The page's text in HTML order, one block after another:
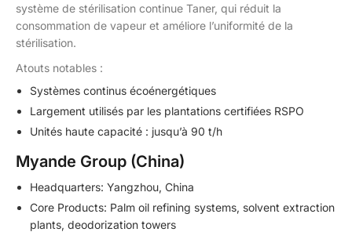
système de stérilisation continue Taner, qui réduit la
consommation de vapeur et améliore l’uniformité de la
stérilisation.
Atouts notables :
Systèmes continus écoénergétiques
Largement utilisés par les plantations certifiées RSPO
Unités haute capacité : jusqu’à 90 t/h
Myande Group (China)
Headquarters: Yangzhou, China
Core Products: Palm oil refining systems, solvent extraction
plants, deodorization towers